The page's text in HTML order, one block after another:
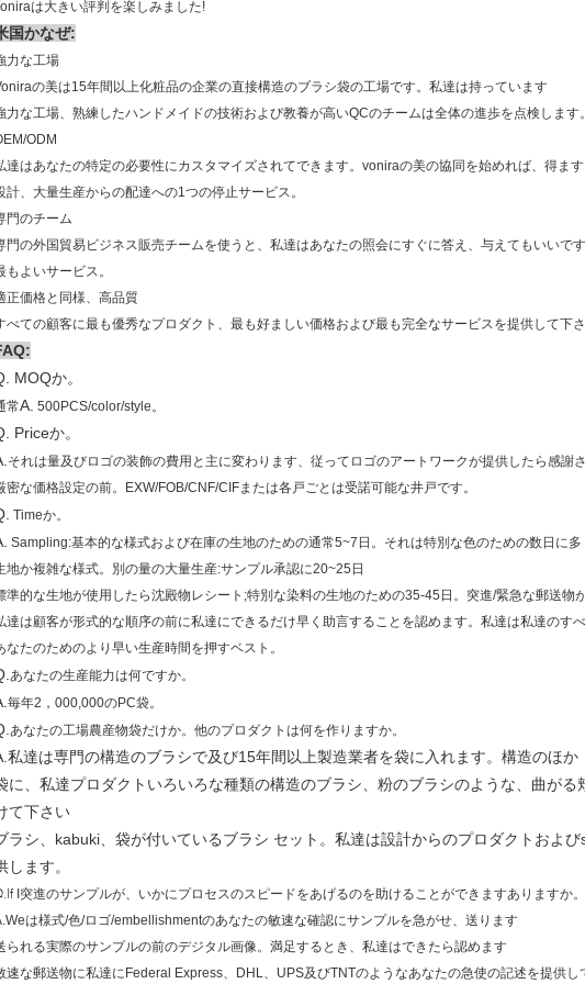
は大きい評判を楽しみました!
国かなぜ:
力な工場
の美は15年間以上化粧品の企業の直接構造のブラシ袋の工場です。私達は持っています
力な工場、熟練したハンドメイドの技術および教養が高いQCのチームは全体の進歩を点検します。
ODM
達はあなたの特定の必要性にカスタマイズされてできます。voniraの美の協同を始めれば、得ます
計、大量生産からの配達への1つの停止サービス。
門のチーム
門の外国貿易ビジネス販売チームを使うと、私達はあなたの照会にすぐに答え、与えてもいいです
もよいサービス。
正価格と同様、高品質
べての顧客に最も優秀なプロダクト、最も好ましい価格および最も完全なサービスを提供して下さ
MOQか。
常A. 500PCS/color/style。
Priceか。
それは量及びロゴの装飾の費用と主に変わります、従ってロゴのアートワークが提供したら感謝
密な価格設定の前。EXW/FOB/CNF/CIFまたは各戸ごとは受諾可能な井戸です。
Timeか。
Sampling:基本的な様式および在庫の生地のための通常5~7日。それは特別な色のための数日に多
地か複雑な様式。別の量の大量生産:サンプル承認に20~25日
準的な生地が使用したら沈殿物レシート;特別な染料の生地のための35-45日。突進/緊急な郵送物が
達は顧客が形式的な順序の前に私達にできるだけ早く助言することを認めます。私達は私達のす
なたのためのより早い生産時間を押すベスト。
あなたの生産能力は何ですか。
毎年2，000,000のPC袋。
あなたの工場農産物袋だけか。他のプロダクトは何を作りますか。
私達は専門の構造のブラシで及び15年間以上製造業者を袋に入れます。構造のほか
に、私達プロダクトいろいろな種類の構造のブラシ、粉のブラシのような、曲がる
て下さい
ラシ、kabuki、袋が付いているブラシ セット。私達は設計からのプロダクトおよ
します。
I突進のサンプルが、いかにプロセスのスピードをあげるのを助けることができますありますか。
は様式/色/ロゴ/embellishmentのあなたの敏速な確認にサンプルを急がせ、送ります
られる実際のサンプルの前のデジタル画像。満足するとき、私達はできたら認めます
速な郵送物に私達にFederal Express、DHL、UPS及びTNTのようなあなたの急使の記述を提供し